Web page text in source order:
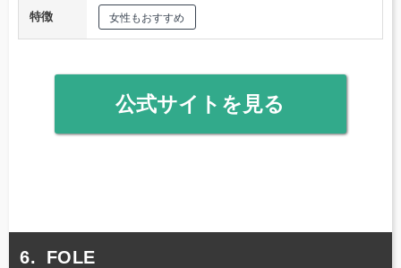
特徴 女性もおすすめ
公式サイトを見る
FOLE